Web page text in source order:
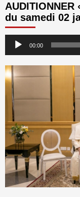
AUDITIONNER
du samedi 02
Lecteur
audio
00:00